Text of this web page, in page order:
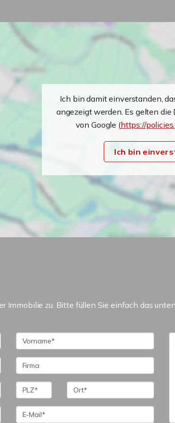
Ich bin damit einverstanden,
angezeigt werden. Es gelten
von Google (https://
Ich bin
Immobilie zu. Bitte füllen Sie einfach das